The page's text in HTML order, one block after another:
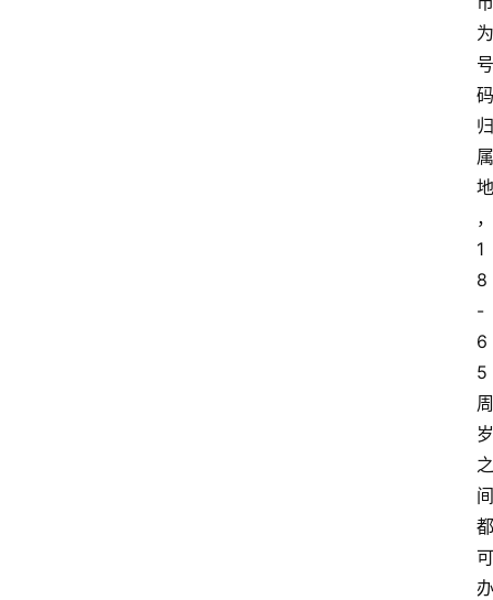
为
号
码
归
属
地
，
1
8
-
6
5
周
岁
之
间
都
可
办